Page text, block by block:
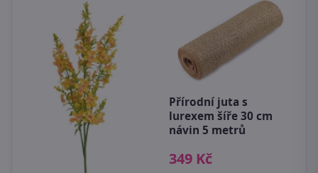
Přírodní juta s
lurexem šíře 30 cm
návin 5 metrů
349 Kč